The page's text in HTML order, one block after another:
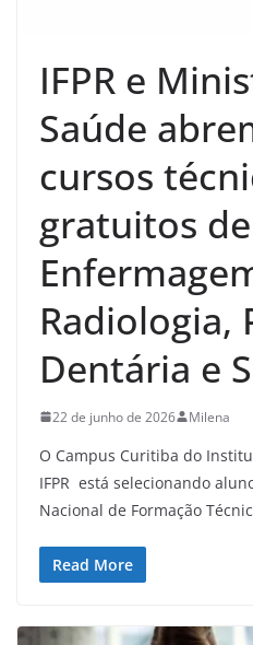
IFPR e
Saúde
cursos
gratuitos de
Radiologia,
Dentária e
22 de junho de 2026 Milena
O Campus Curitiba do
IFPR está selecionando
Nacional de Formação
Read More